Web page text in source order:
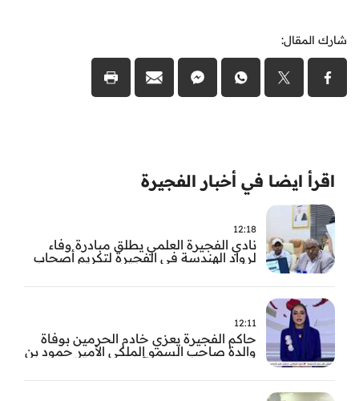
شارك المقال:
اقرأ ايضا في أخبار الفجيرة
12:18
نادي الفجيرة العلمي يطلق مبادرة وفاء
لرواد الهندسة في الفجيرة لتكريم أصحاب
12:11
حاكم الفجيرة يعزي خادم الحرمين بوفاة
والدة صاحب السمو الملكي الأمير حمود بن